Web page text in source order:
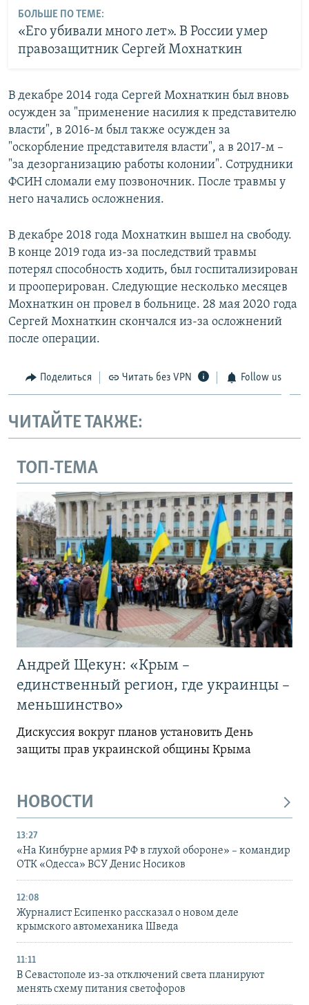
БОЛЬШЕ ПО ТЕМЕ:
«Его убивали много лет». В России умер
правозащитник Сергей Мохнаткин
В декабре 2014 года Сергей Мохнаткин был вновь
осужден за "применение насилия к представителю
власти", в 2016-м был также осужден за
"оскорбление представителя власти", а в 2017-м –
"за дезорганизацию работы колонии". Сотрудники
ФСИН сломали ему позвоночник. После травмы у
него начались осложнения.
В декабре 2018 года Мохнаткин вышел на свободу.
В конце 2019 года из-за последствий травмы
потерял способность ходить, был госпитализирован
и прооперирован. Следующие несколько месяцев
Мохнаткин он провел в больнице. 28 мая 2020 года
Сергей Мохнаткин скончался из-за осложнений
после операции.
Поделиться Читать без VPN Follow us
ЧИТАЙТЕ ТАКЖЕ:
ТОП-ТЕМА
Андрей Щекун: «Крым –
единственный регион, где украинцы –
меньшинство»
Дискуссия вокруг планов установить День
защиты прав украинской общины Крыма
НОВОСТИ
13:27
«На Кинбурне армия РФ в глухой обороне» – командир
ОТК «Одесса» ВСУ Денис Носиков
12:08
Журналист Есипенко рассказал о новом деле
крымского автомеханика Шведа
11:11
В Севастополе из-за отключений света планируют
менять схему питания светофоров